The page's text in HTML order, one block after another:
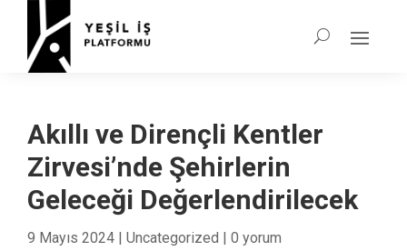
Akıllı ve Dirençli Kentler
Zirvesi’nde Şehirlerin
Geleceği Değerlendirilecek
9 Mayıs 2024 | Uncategorized | 0 yorum